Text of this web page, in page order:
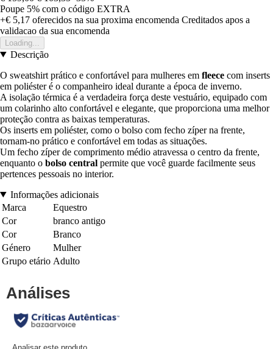
Poupe 5% com o código EXTRA
+€ 5,17 oferecidos na sua proxima encomenda Creditados apos a
validacao da sua encomenda
Loading...
Descrição
O sweatshirt prático e confortável para mulheres em fleece com inserts
em poliéster é o companheiro ideal durante a época de inverno.
A isolação térmica é a verdadeira força deste vestuário, equipado com
um colarinho alto confortável e elegante, que proporciona uma melhor
proteção contra as baixas temperaturas.
Os inserts em poliéster, como o bolso com fecho zíper na frente,
tornam-no prático e confortável em todas as situações.
Um fecho zíper de comprimento médio atravessa o centro da frente,
enquanto o bolso central permite que você guarde facilmente seus
pertences pessoais no interior.
Informações adicionais
Marca
Equestro
Cor
branco antigo
Cor
Branco
Género
Mulher
Grupo etário Adulto